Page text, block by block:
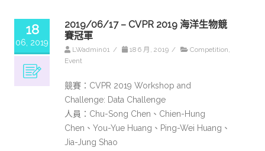
18
06, 2019
2019/06/17 – CVPR 2019 海洋生物競
賽冠軍
LWadmin01 / 18 6 月, 2019 / Competition,
Event
競賽：CVPR 2019 Workshop and
Challenge: Data Challenge
人員：Chu-Song Chen、Chien-Hung
Chen、You-Yue Huang、Ping-Wei Huang、
Jia-Jung Shao